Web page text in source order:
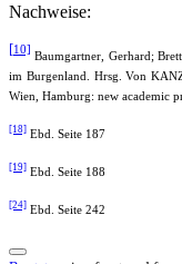
Nachweise:
[10]
Baumgartner, Gerhard;
im Burgenland. Hrsg. Von
Wien, Hamburg: new academic
[18] Ebd. Seite 187
[19] Ebd. Seite 188
[24] Ebd. Seite 242